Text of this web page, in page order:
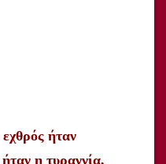
εχθρός ήταν
ήταν η τυραννία,